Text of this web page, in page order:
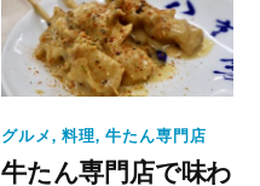
グルメ,料理,牛たん専門店
牛たん専門店で味わ